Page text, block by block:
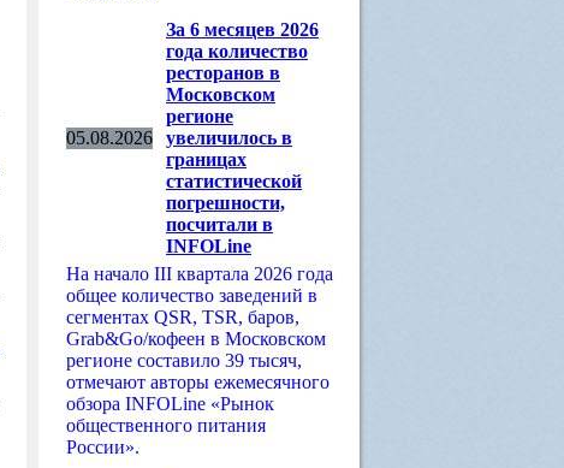
05.08.2026
За 6 месяцев 2026
года количество
ресторанов в
Московском
регионе
увеличилось в
границах
статистической
погрешности,
посчитали в
INFOLine
На начало III квартала 2026 года
общее количество заведений в
сегментах QSR, TSR, баров,
Grab&Go/кофеен в Московском
регионе составило 39 тысяч,
отмечают авторы ежемесячного
обзора INFOLine «Рынок
общественного питания
России».